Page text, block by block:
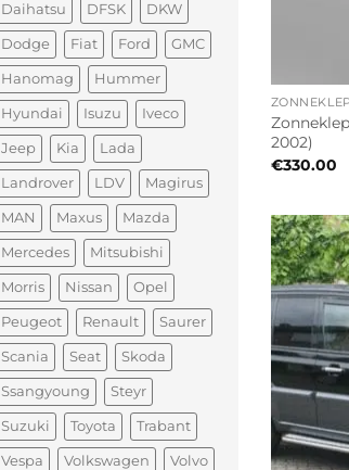
Daihatsu DFSK DKW
Dodge Fiat Ford GMC
Hanomag Hummer
Hyundai Isuzu Iveco
Jeep Kia Lada
Landrover LDV Magirus
MAN Maxus Mazda
Mercedes Mitsubishi
Morris Nissan Opel
Peugeot Renault Saurer
Scania Seat Skoda
Ssangyoung Steyr
Suzuki Toyota Trabant
Vespa Volkswagen Volvo
2002)
€330.00